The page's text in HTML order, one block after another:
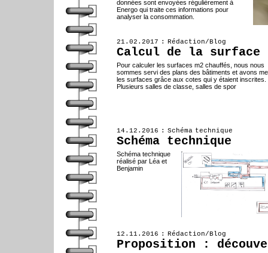
données sont envoyées régulièrement à
Energo qui traite ces informations pour
analyser la consommation.
21.02.2017 : Rédaction/Blog
Calcul de la surface
Pour calculer les surfaces m2 chauffés, nous nous
sommes servi des plans des bâtiments et avons
les surfaces grâce aux cotes qui y étaient inscrites.
Plusieurs salles de classe, salles de spor
14.12.2016 : Schéma technique
Schéma technique
Schéma technique
réalisé par Léa et
Benjamin
12.11.2016 : Rédaction/Blog
Proposition :